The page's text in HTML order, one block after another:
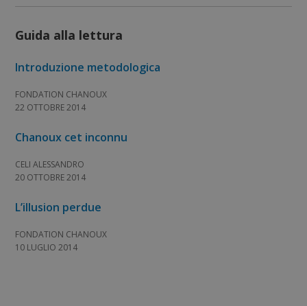
Guida alla lettura
Introduzione metodologica
FONDATION CHANOUX
22 OTTOBRE 2014
Chanoux cet inconnu
CELI ALESSANDRO
20 OTTOBRE 2014
L’illusion perdue
FONDATION CHANOUX
10 LUGLIO 2014